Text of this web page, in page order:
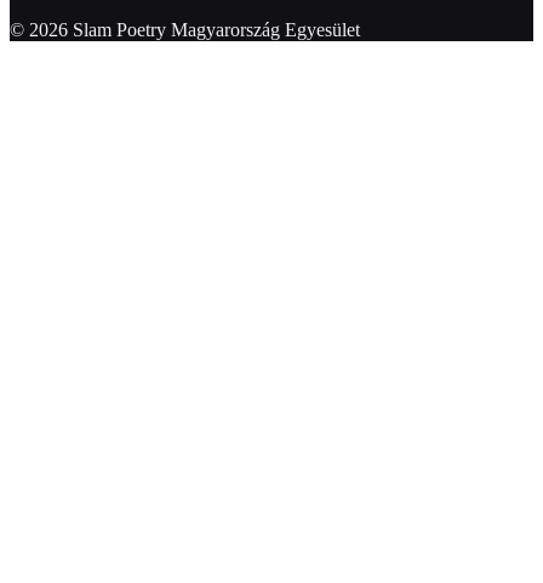
© 2026 Slam Poetry Magyarország Egyesület